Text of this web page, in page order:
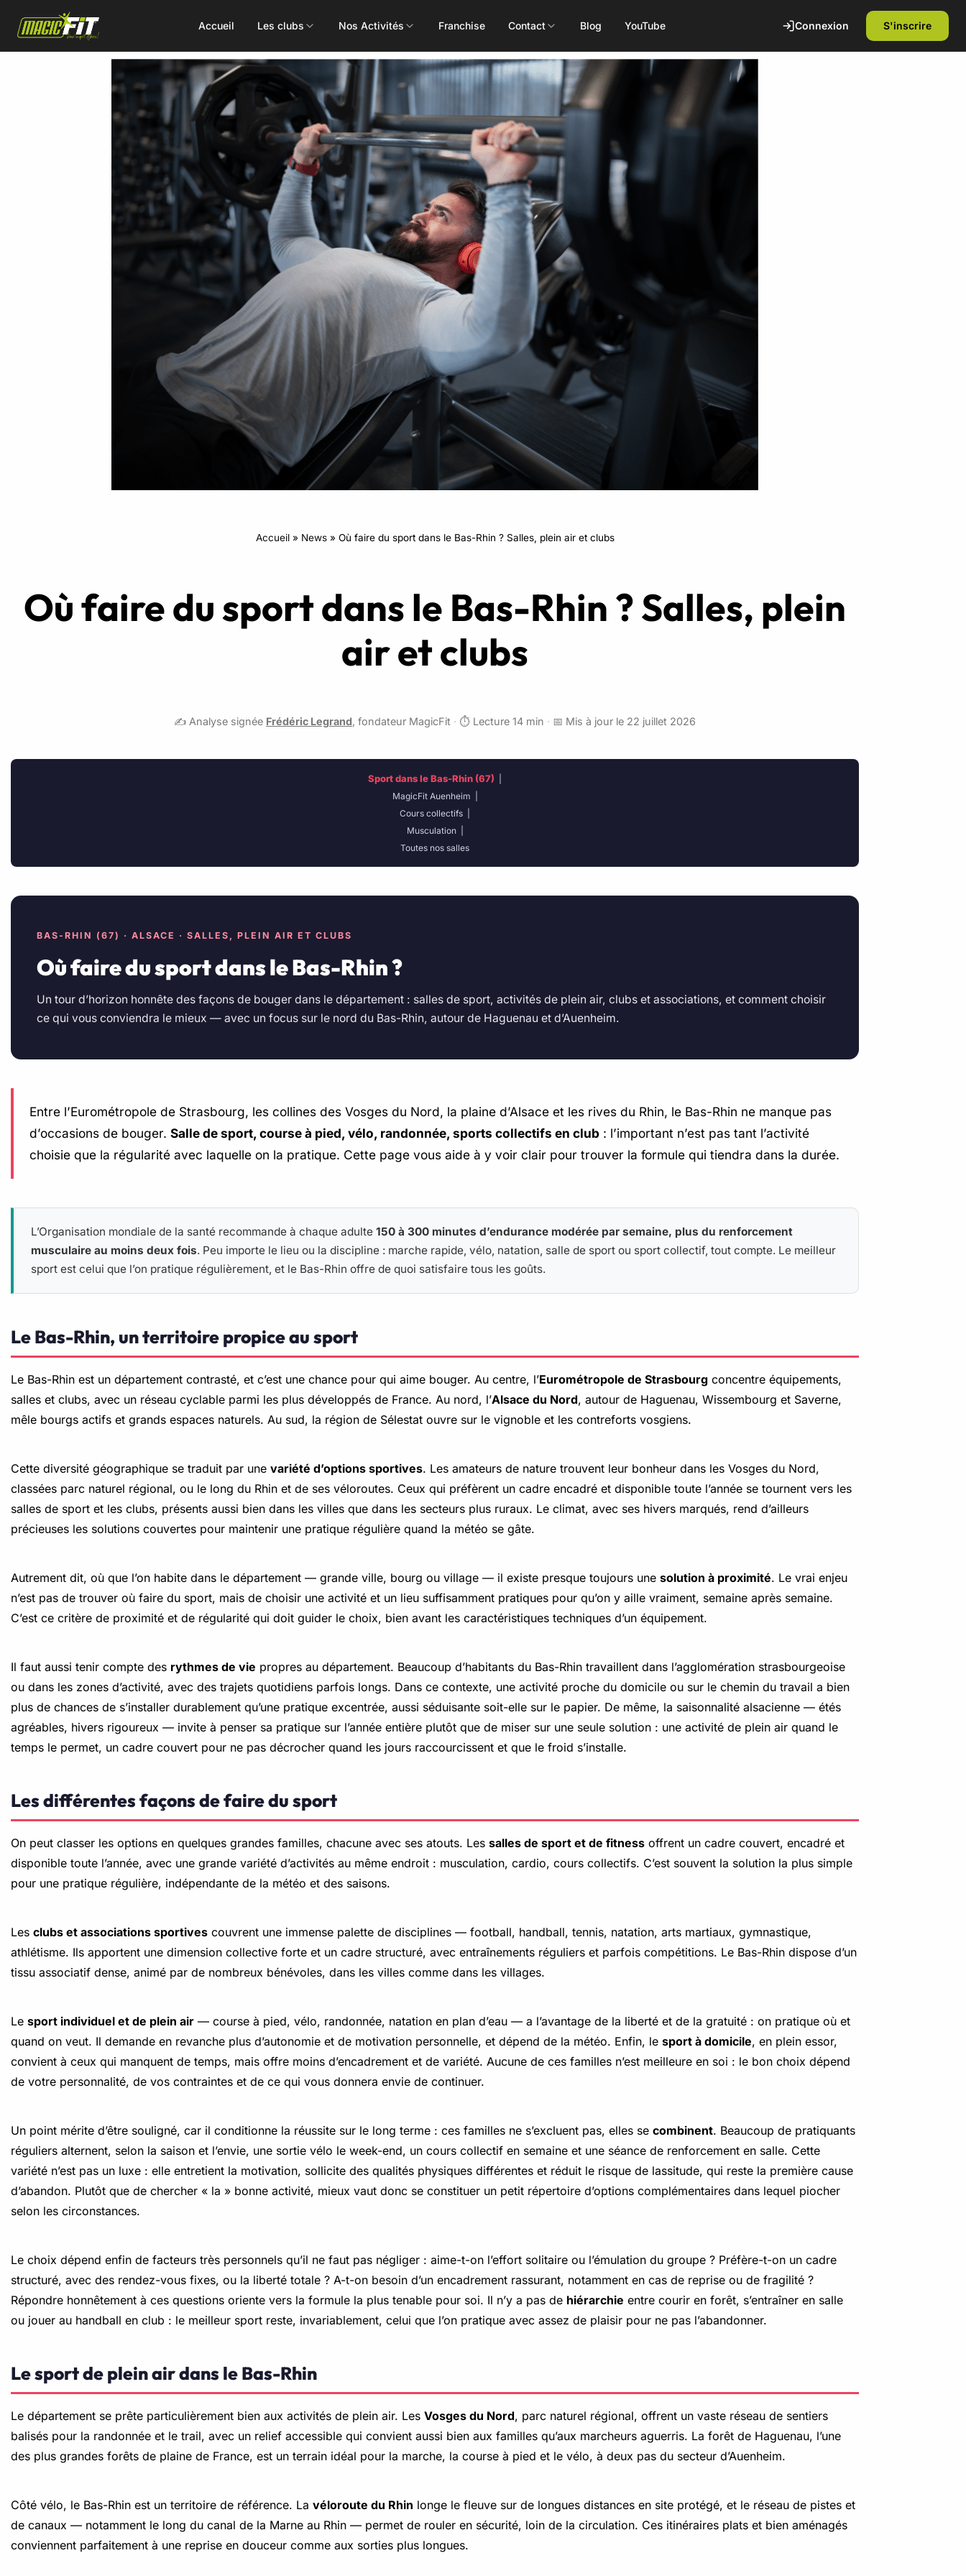
Accueil Les clubs Nos Activités
DÉCOUVREZ NOS 75 ACTIVITÉS Toutes les activités
Small Group
Coaching
Perso
Functional
Hyrox
TRX
Body Pump
Body Attack
Body Combat
Body Balance
RPM
Concept
ALEOP
Aléop Cardio
Aléop Force
Aléop Fight
Booty Shape
Power Flow
Pôle Santé
Massages
Nutritionniste
Fitness Kids
Zumba Kids
Danse Kids
1ère séance offerte
nos coachs diplômés d'état. Sans
Franchise Contact Blog YouTube Connexion S'inscrire
Accueil» News» Où faire du sport dans le Bas-Rhin ? Salles, plein air et clubs
Où faire du sport dans le Bas-Rhin ? Salles, plein
air et clubs
✍️ Analyse signée Frédéric Legrand, fondateur MagicFit · ⏱️ Lecture 14 min · 📅 Mis à jour le 22 juillet 2026
Sport dans le Bas-Rhin (67)
MagicFit Auenheim
Cours collectifs
Musculation|
Toutes nos salles
BAS-RHIN (67) · ALSACE · SALLES, PLEIN AIR ET CLUBS
Où faire du sport dans le Bas-Rhin ?
Un tour d’horizon honnête des façons de bouger dans le département : salles de sport, activités de plein air, clubs et associations, et comment choisir
ce qui vous conviendra le mieux — avec un focus sur le nord du Bas-Rhin, autour de Haguenau et d’Auenheim.
Entre l’Eurométropole de Strasbourg, les collines des Vosges du Nord, la plaine d’Alsace et les rives du Rhin, le Bas-Rhin ne manque pas
d’occasions de bouger. Salle de sport, course à pied, vélo, randonnée, sports collectifs en club : l’important n’est pas tant l’activité
choisie que la régularité avec laquelle on la pratique. Cette page vous aide à y voir clair pour trouver la formule qui tiendra dans la durée.
L’Organisation mondiale de la santé recommande à chaque adulte 150 à 300 minutes d’endurance modérée par semaine, plus du renforcement
musculaire au moins deux fois. Peu importe le lieu ou la discipline : marche rapide, vélo, natation, salle de sport ou sport collectif, tout compte. Le meilleur
sport est celui que l’on pratique régulièrement, et le Bas-Rhin offre de quoi satisfaire tous les goûts.
Le Bas-Rhin, un territoire propice au sport
Le Bas-Rhin est un département contrasté, et c’est une chance pour qui aime bouger. Au centre, l’Eurométropole de Strasbourg concentre équipements,
salles et clubs, avec un réseau cyclable parmi les plus développés de France. Au nord, l’Alsace du Nord, autour de Haguenau, Wissembourg et Saverne,
mêle bourgs actifs et grands espaces naturels. Au sud, la région de Sélestat ouvre sur le vignoble et les contreforts vosgiens.
Cette diversité géographique se traduit par une variété d’options sportives. Les amateurs de nature trouvent leur bonheur dans les Vosges du Nord,
classées parc naturel régional, ou le long du Rhin et de ses véloroutes. Ceux qui préfèrent un cadre encadré et disponible toute l’année se tournent vers les
salles de sport et les clubs, présents aussi bien dans les villes que dans les secteurs plus ruraux. Le climat, avec ses hivers marqués, rend d’ailleurs
précieuses les solutions couvertes pour maintenir une pratique régulière quand la météo se gâte.
Autrement dit, où que l’on habite dans le département — grande ville, bourg ou village — il existe presque toujours une solution à proximité. Le vrai enjeu
n’est pas de trouver où faire du sport, mais de choisir une activité et un lieu suffisamment pratiques pour qu’on y aille vraiment, semaine après semaine.
C’est ce critère de proximité et de régularité qui doit guider le choix, bien avant les caractéristiques techniques d’un équipement.
Il faut aussi tenir compte des rythmes de vie propres au département. Beaucoup d’habitants du Bas-Rhin travaillent dans l’agglomération strasbourgeoise
ou dans les zones d’activité, avec des trajets quotidiens parfois longs. Dans ce contexte, une activité proche du domicile ou sur le chemin du travail a bien
plus de chances de s’installer durablement qu’une pratique excentrée, aussi séduisante soit-elle sur le papier. De même, la saisonnalité alsacienne — étés
agréables, hivers rigoureux — invite à penser sa pratique sur l’année entière plutôt que de miser sur une seule solution : une activité de plein air quand le
temps le permet, un cadre couvert pour ne pas décrocher quand les jours raccourcissent et que le froid s’installe.
Les différentes façons de faire du sport
On peut classer les options en quelques grandes familles, chacune avec ses atouts. Les salles de sport et de fitness offrent un cadre couvert, encadré et
disponible toute l’année, avec une grande variété d’activités au même endroit : musculation, cardio, cours collectifs. C’est souvent la solution la plus simple
pour une pratique régulière, indépendante de la météo et des saisons.
Les clubs et associations sportives couvrent une immense palette de disciplines — football, handball, tennis, natation, arts martiaux, gymnastique,
athlétisme. Ils apportent une dimension collective forte et un cadre structuré, avec entraînements réguliers et parfois compétitions. Le Bas-Rhin dispose d’un
tissu associatif dense, animé par de nombreux bénévoles, dans les villes comme dans les villages.
Le sport individuel et de plein air — course à pied, vélo, randonnée, natation en plan d’eau — a l’avantage de la liberté et de la gratuité : on pratique où et
quand on veut. Il demande en revanche plus d’autonomie et de motivation personnelle, et dépend de la météo. Enfin, le sport à domicile, en plein essor,
convient à ceux qui manquent de temps, mais offre moins d’encadrement et de variété. Aucune de ces familles n’est meilleure en soi : le bon choix dépend
de votre personnalité, de vos contraintes et de ce qui vous donnera envie de continuer.
Un point mérite d’être souligné, car il conditionne la réussite sur le long terme : ces familles ne s’excluent pas, elles se combinent. Beaucoup de pratiquants
réguliers alternent, selon la saison et l’envie, une sortie vélo le week-end, un cours collectif en semaine et une séance de renforcement en salle. Cette
variété n’est pas un luxe : elle entretient la motivation, sollicite des qualités physiques différentes et réduit le risque de lassitude, qui reste la première cause
d’abandon. Plutôt que de chercher « la » bonne activité, mieux vaut donc se constituer un petit répertoire d’options complémentaires dans lequel piocher
selon les circonstances.
Le choix dépend enfin de facteurs très personnels qu’il ne faut pas négliger : aime-t-on l’effort solitaire ou l’émulation du groupe ? Préfère-t-on un cadre
structuré, avec des rendez-vous fixes, ou la liberté totale ? A-t-on besoin d’un encadrement rassurant, notamment en cas de reprise ou de fragilité ?
Répondre honnêtement à ces questions oriente vers la formule la plus tenable pour soi. Il n’y a pas de hiérarchie entre courir en forêt, s’entraîner en salle
ou jouer au handball en club : le meilleur sport reste, invariablement, celui que l’on pratique avec assez de plaisir pour ne pas l’abandonner.
Le sport de plein air dans le Bas-Rhin
Le département se prête particulièrement bien aux activités de plein air. Les Vosges du Nord, parc naturel régional, offrent un vaste réseau de sentiers
balisés pour la randonnée et le trail, avec un relief accessible qui convient aussi bien aux familles qu’aux marcheurs aguerris. La forêt de Haguenau, l’une
des plus grandes forêts de plaine de France, est un terrain idéal pour la marche, la course à pied et le vélo, à deux pas du secteur d’Auenheim.
Côté vélo, le Bas-Rhin est un territoire de référence. La véloroute du Rhin longe le fleuve sur de longues distances en site protégé, et le réseau de pistes et
de canaux — notamment le long du canal de la Marne au Rhin — permet de rouler en sécurité, loin de la circulation. Ces itinéraires plats et bien aménagés
conviennent parfaitement à une reprise en douceur comme aux sorties plus longues.